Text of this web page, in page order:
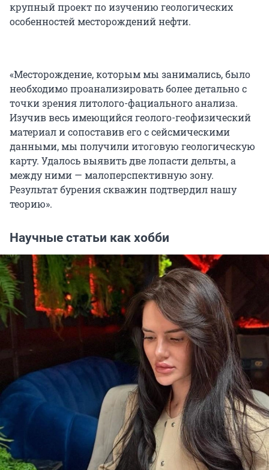
крупный проект по изучению геологических
особенностей месторождений нефти.
«Месторождение, которым мы занимались, было
необходимо проанализировать более детально с
точки зрения литолого-фациального анализа.
Изучив весь имеющийся геолого-геофизический
материал и сопоставив его с сейсмическими
данными, мы получили итоговую геологическую
карту. Удалось выявить две лопасти дельты, а
между ними — малоперспективную зону.
Результат бурения скважин подтвердил нашу
теорию».
Научные статьи как хобби